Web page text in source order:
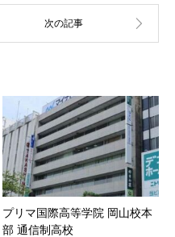
プリマ国際高等学院 岡山校本
部 通信制高校